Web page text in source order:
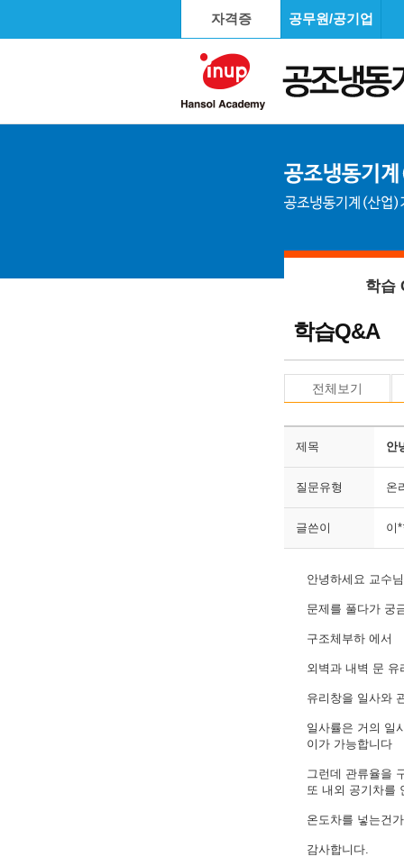
자격증 공무원/공기업
학습
학습Q&A
전체보기
제목 안
질문유형 온
글쓴이 이
안녕하세요 교수님
문제를 풀다가 궁
구조체부하 에서
외벽과 내벽 문 유
유리창을 일사와
일사률은 거의 일
이가 가능합니다
그런데 관류율을
또 내외 공기차를
온도차를 넣는건
감사합니다.